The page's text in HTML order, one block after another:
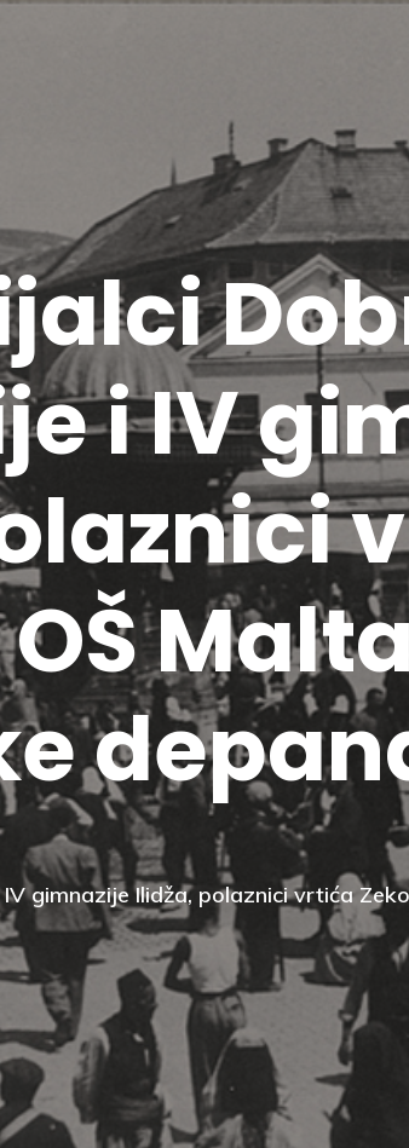
i IV
gimnazije Ilidža, polaznici vrtića